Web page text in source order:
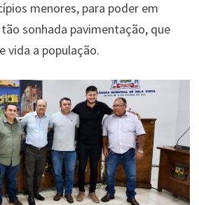
menores, para poder em
sonhada pavimentação, que
vida a população.